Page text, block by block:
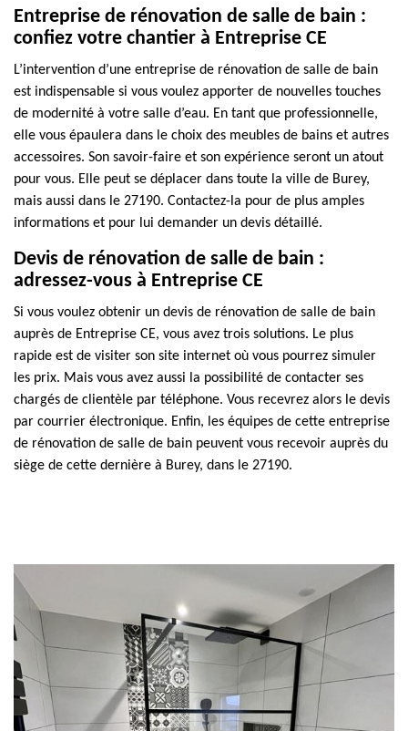
Entreprise de rénovation de salle de bain :
confiez votre chantier à Entreprise CE
L’intervention d’une entreprise de rénovation de salle de bain
est indispensable si vous voulez apporter de nouvelles touches
de modernité à votre salle d’eau. En tant que professionnelle,
elle vous épaulera dans le choix des meubles de bains et autres
accessoires. Son savoir-faire et son expérience seront un atout
pour vous. Elle peut se déplacer dans toute la ville de Burey,
mais aussi dans le 27190. Contactez-la pour de plus amples
informations et pour lui demander un devis détaillé.
Devis de rénovation de salle de bain :
adressez-vous à Entreprise CE
Si vous voulez obtenir un devis de rénovation de salle de bain
auprès de Entreprise CE, vous avez trois solutions. Le plus
rapide est de visiter son site internet où vous pourrez simuler
les prix. Mais vous avez aussi la possibilité de contacter ses
chargés de clientèle par téléphone. Vous recevrez alors le devis
par courrier électronique. Enfin, les équipes de cette entreprise
de rénovation de salle de bain peuvent vous recevoir auprès du
siège de cette dernière à Burey, dans le 27190.